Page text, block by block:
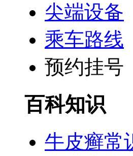
尖端设备
乘车路线
预约挂号
百科知识
牛皮癣常